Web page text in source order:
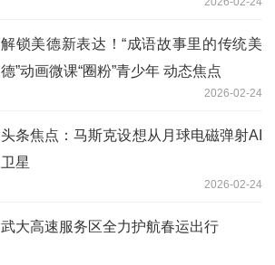
解锁美德新表达！“成语故事里的传统美
德”动画微课“圈粉”青少年 动态焦点
2026-02-24
头条焦点：马斯克设想从月球电磁弹射AI
卫星
2026-02-24
武大高速服务区全力护航春运出行